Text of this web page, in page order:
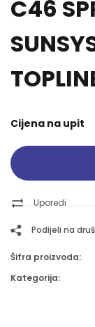
C46
Cijena na upit
Uporedi
Podijeli na
Šifra proizvoda:
Kategorija: